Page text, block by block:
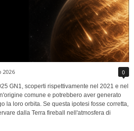
2026 0
GN1, scoperti rispettivamente nel 2021 e nel
comune e potrebbero aver generato
la loro orbita. Se questa ipotesi fosse corretta,
dalla Terra fireball nell'atmosfera di